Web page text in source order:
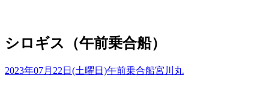
シロギス（午前乗合船）
2023年07月22日(土曜日)午前乗合船宮川丸